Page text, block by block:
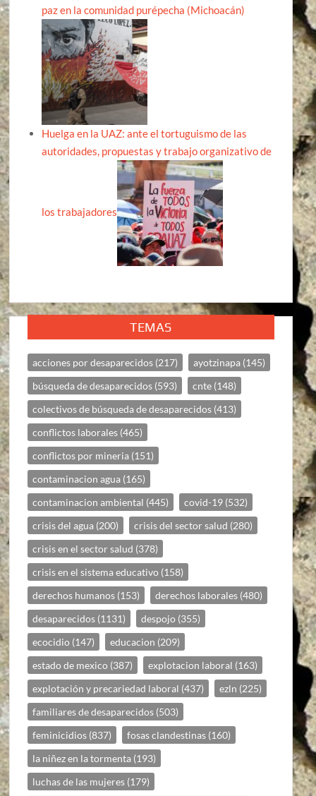
paz en la comunidad purépecha (Michoacán)
Huelga en la UAZ: ante el tortuguismo de las
autoridades, propuestas y trabajo organizativo de
los trabajadores
TEMAS
acciones por desaparecidos (217) ayotzinapa (145)
búsqueda de desaparecidos (593) cnte (148)
colectivos de búsqueda de desaparecidos (413)
conflictos laborales (465)
conflictos por mineria (151)
contaminacion agua (165)
contaminacion ambiental (445) covid-19 (532)
crisis del agua (200) crisis del sector salud (280)
crisis en el sector salud (378)
crisis en el sistema educativo (158)
derechos humanos (153) derechos laborales (480)
desaparecidos (1131) despojo (355)
ecocidio (147) educacion (209)
estado de mexico (387) explotacion laboral (163)
explotación y precariedad laboral (437) ezln (225)
familiares de desaparecidos (503)
feminicidios (837) fosas clandestinas (160)
la niñez en la tormenta (193)
luchas de las mujeres (179)